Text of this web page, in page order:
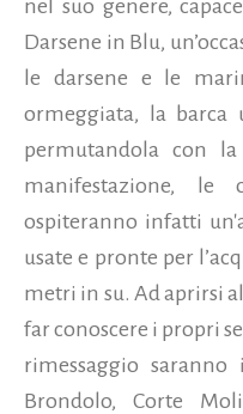
nel suo genere,
Darsene in Blu,
le darsene e le
ormeggiata, la barca
permutandola con
manifestazione,
ospiteranno infatti
usate e pronte per
metri in su. Ad aprirsi
far conoscere i propri
rimessaggio
Brondolo, Corte